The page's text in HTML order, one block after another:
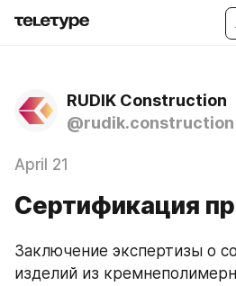
RUDIK Construction
@rudik.construction
April 21
Сертификация
Заключение экспертизы о
изделий из